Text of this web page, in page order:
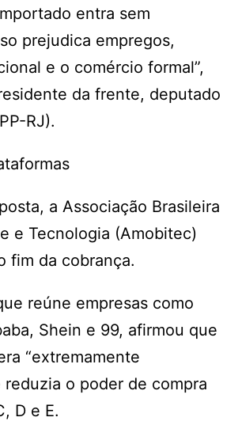
entra sem
prejudica empregos,
e o comércio formal”,
da frente, deputado
RJ).
a Associação Brasileira
e Tecnologia (Amobitec)
fim da cobrança.
reúne empresas como
Shein e 99, afirmou que
“extremamente
reduzia o poder de compra
D e E.